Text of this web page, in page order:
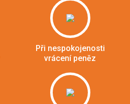
Při nespokojenosti
vrácení peněz